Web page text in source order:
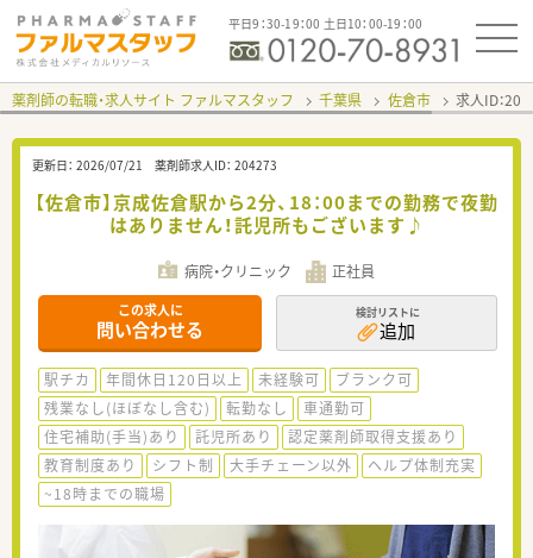
平日9：30-19：00 土日10：00-19：00
薬剤師の転職・求人サイト ファルマスタッフ 千葉県 佐倉市 求人ID：
更新日： 2026/07/21 薬剤師求人ID： 204273
【佐倉市】京成佐倉駅から2分、18：00までの勤務で夜勤
はありません！託児所もございます♪
病院・クリニック 正社員
この求人に
問い合わせる
検討リストに
追加
駅チカ 年間休日120日以上 未経験可
ブランク可
残業なし(ほぼなし含む)
転勤なし
車通勤可
住宅補助(手当)あり
託児所あり
認定薬剤師取得支援あり
教育制度あり
シフト制 大手チェーン以外
ヘルプ体制充実
~18時までの職場